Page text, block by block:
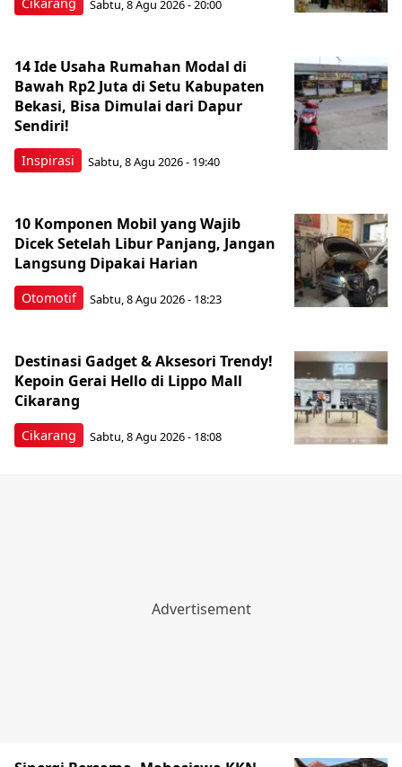
Cikarang Sabtu, 8 Agu 2026 - 20:00
Inspirasi
14 Ide Usaha Rumahan Modal di
Bawah Rp2 Juta di Setu Kabupaten
Bekasi, Bisa Dimulai dari Dapur
Sendiri!
Sabtu, 8 Agu 2026 - 19:40
Otomotif
10 Komponen Mobil yang Wajib
Dicek Setelah Libur Panjang, Jangan
Langsung Dipakai Harian
Sabtu, 8 Agu 2026 - 18:23
Cikarang
Destinasi Gadget & Aksesori Trendy!
Kepoin Gerai Hello di Lippo Mall
Cikarang
Sabtu, 8 Agu 2026 - 18:08